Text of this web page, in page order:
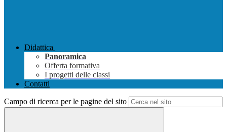
Didattica
Panoramica
Offerta formativa
I progetti delle classi
Contatti
Campo di ricerca per le pagine del sito